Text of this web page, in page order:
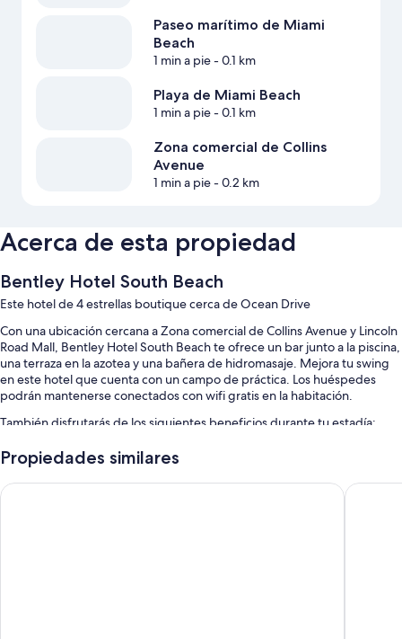
Paseo marítimo de Miami
Beach
1 min a pie- 0.1 km
Playa de Miami Beach
1 min a pie- 0.1 km
Zona comercial de Collins
Avenue
1 min a pie- 0.2 km
Acerca de esta propiedad
Bentley Hotel South Beach
Este hotel de 4 estrellas boutique cerca de Ocean Drive
Con una ubicación cercana a Zona comercial de Collins Avenue y Lincoln
Road Mall, Bentley Hotel South Beach te ofrece un bar junto a la piscina,
una terraza en la azotea y una bañera de hidromasaje. Mejora tu swing
en este hotel que cuenta con un campo de práctica. Los huéspedes
podrán mantenerse conectados con wifi gratis en la habitación.
También disfrutarás de los siguientes beneficios durante tu estadía:
Una piscina al aire libre con sillones reclinables de piscina y
sombrillas
Uso gratuito de bicicletas, valet parking con cargo y un ascensor
Propiedades similares
Loews Miami Beach Hotel – South Beach Marriott